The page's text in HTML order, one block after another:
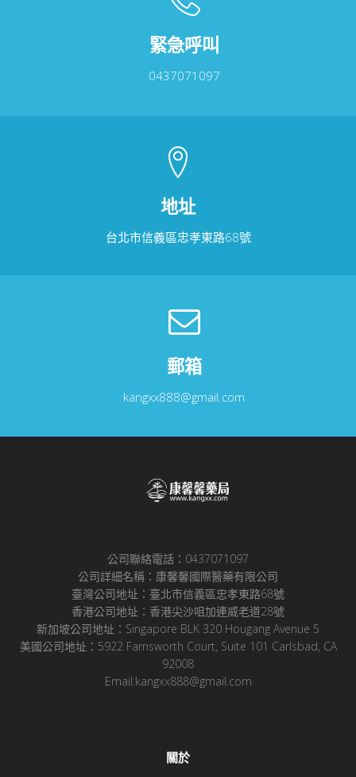
緊急呼叫
0437071097
地址
台北市信義區忠孝東路68號
郵箱
kangxx888@gmail.com
公司聯絡電話：0437071097
公司詳細名稱：康馨馨國際醫藥有限公司
臺灣公司地址：臺北市信義區忠孝東路68號
香港公司地址：香港尖沙咀加連威老道28號
新加坡公司地址：Singapore BLK 320 Hougang Avenue 5
美國公司地址：5922 Farnsworth Court, Suite 101 Carlsbad, CA
92008
Email:kangxx888@gmail.com
關於